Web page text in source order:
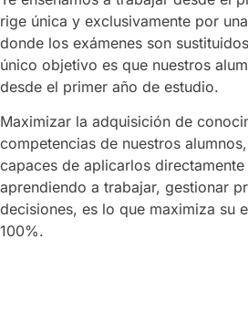
rige única y exclusivamente por
donde los exámenes son
único objetivo es que nuestros
desde el primer año de estudio.
Maximizar la adquisición de
competencias de nuestros
capaces de aplicarlos
aprendiendo a trabajar, gestionar
decisiones, es lo que maximiza su
100%.